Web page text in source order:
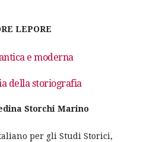
LEPORE
e moderna
della storiografia
Storchi Marino
per gli Studi Storici,